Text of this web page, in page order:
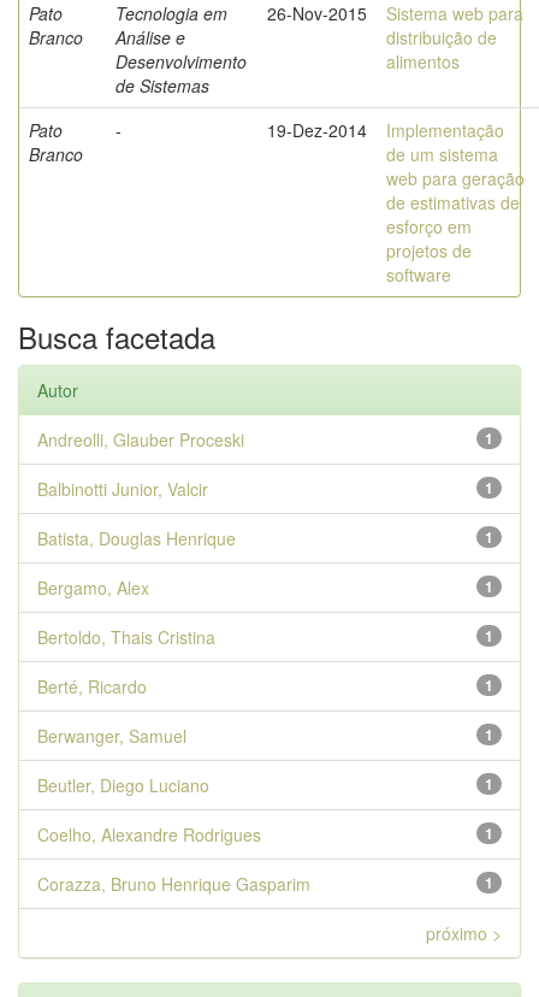
Pato
Branco
Tecnologia em
Análise e
Desenvolvimento
de Sistemas
26-Nov-2015
Sistema web para
distribuição de
alimentos
Pato
Branco
- 19-Dez-2014
Implementação
de um sistema
web para geração
de estimativas de
esforço em
projetos de
software
Busca facetada
Autor
1
Andreolli, Glauber Proceski
1
Balbinotti Junior, Valcir
1
Batista, Douglas Henrique
1
Bergamo, Alex
1
Bertoldo, Thais Cristina
1
Berté, Ricardo
1
Berwanger, Samuel
1
Beutler, Diego Luciano
1
Coelho, Alexandre Rodrigues
1
Corazza, Bruno Henrique Gasparim
próximo >